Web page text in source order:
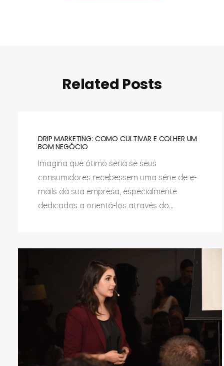
Related Posts
DRIP MARKETING: COMO CULTIVAR E COLHER UM
BOM NEGÓCIO
Imagina que ótimo seria se seus
consumidores recebessem uma série de e-
mails da sua empresa, especialmente
dedicados a orientá-los através do...